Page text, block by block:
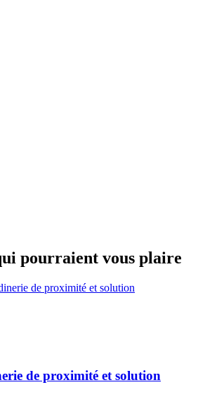
pourraient vous plaire
de proximité et solution